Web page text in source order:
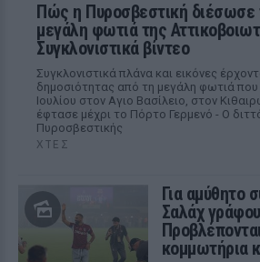
Πώς η Πυροσβεστική διέσωσε
μεγάλη φωτιά της
Συγκλονιστικά βίντεο
Συγκλονιστικά πλάνα και εικόνες
δημοσιότητας από τη μεγάλη φωτιά που
Ιουλίου στον Αγιο Βασίλειο, στον
έφτασε μέχρι το Πόρτο Γερμενό - Ο
Πυροσβεστικής
ΧΤΕΣ
Για αμύθητο
Σαλάχ
κομμωτήρια